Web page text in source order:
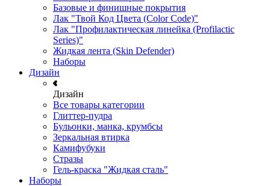
Базовые и финишные покрытия
Лак "Твой Код Цвета (Color Code)"
Лак "Профилактическая линейка (Profilactic
Series)"
Жидкая лента (Skin Defender)
Наборы
Дизайн
Дизайн
Все товары категории
Глиттер-пудра
Бульонки, манка, крумбсы
Зеркальная втирка
Камифубуки
Стразы
Гель-краска "Жидкая сталь"
Наборы